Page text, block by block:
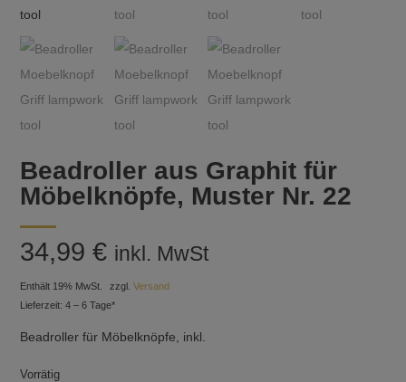
Beadroller aus Graphit für
Möbelknöpfe, Muster Nr. 22
34,99€ inkl. MwSt
Enthält 19% MwSt. zzgl.Versand
Lieferzeit: 4 – 6 Tage*
Beadroller für Möbelknöpfe, inkl.
Vorrätig